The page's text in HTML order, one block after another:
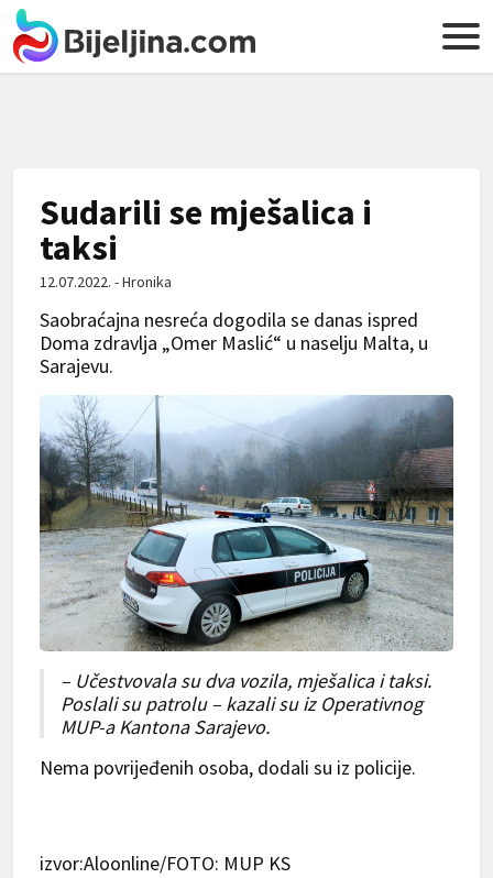
Sudarili se mješalica i
taksi
12.07.2022. - Hronika
Saobraćajna nesreća dogodila se danas ispred
Doma zdravlja „Omer Maslić“ u naselju Malta, u
Sarajevu.
– Učestvovala su dva vozila, mješalica i taksi.
Poslali su patrolu – kazali su iz Operativnog
MUP-a Kantona Sarajevo.
Nema povrijeđenih osoba, dodali su iz policije.
izvor:Aloonline/FOTO: MUP KS